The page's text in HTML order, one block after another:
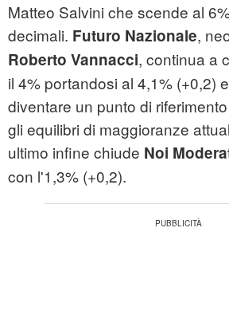
Matteo Salvini che scende al
decimali. Futuro Nazionale,
Roberto Vannacci, continua a
il 4% portandosi al 4,1% (+0,2)
diventare un punto di
gli equilibri di maggioranze
ultimo infine chiude Noi
con l'1,3% (+0,2).